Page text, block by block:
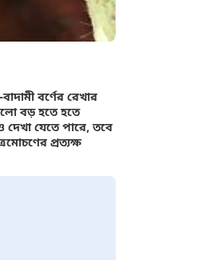
বর্ণের রেখার
বড় হতে হতে
যেতে পারে, তবে
প্রত্যক্ষ